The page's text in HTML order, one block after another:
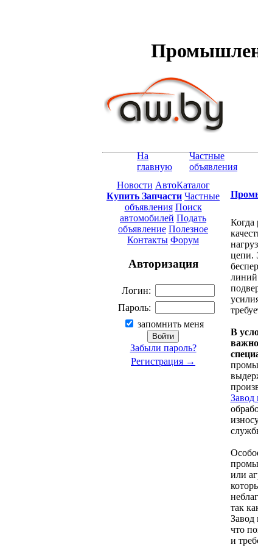
На
главную
Частные
объявления
Новости АвтоКаталог
Купить Запчасти Частные
объявления Поиск
автомобилей Подать
объявление Полезное
Контакты Форум
Авторизация
Логин:
Пароль:
запомнить меня
Забыли пароль?
Регистрация →
Когда
цепи.
линий
В
или
так
Завод
что
и